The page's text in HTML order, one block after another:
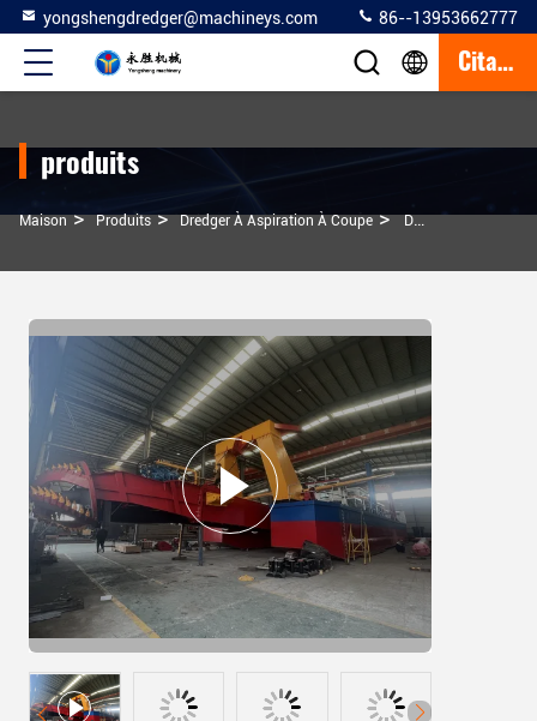
yongshengdredger@machineys.com 86--13953662777
Citation
produits
Maison > Produits > Dredger À Aspiration À Coupe > Dragueuse Csd Polyvalente Pour Diverses Applications De Drague Épaisseur De Plaque Latérale 6 Mm